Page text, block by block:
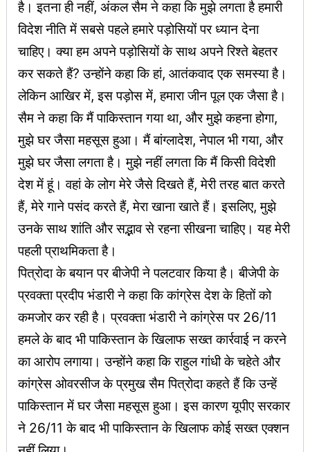
है। इतना ही नहीं, अंकल सैम ने कहा कि मुझे लगता है हमारी
विदेश नीति में सबसे पहले हमारे पड़ोसियों पर ध्यान देना
चाहिए। क्या हम अपने पड़ोसियों के साथ अपने रिश्ते बेहतर
कर सकते हैं? उन्होंने कहा कि हां, आतंकवाद एक समस्या है।
लेकिन आखिर में, इस पड़ोस में, हमारा जीन पूल एक जैसा है।
सैम ने कहा कि मैं पाकिस्तान गया था, और मुझे कहना होगा,
मुझे घर जैसा महसूस हुआ। मैं बांग्लादेश, नेपाल भी गया, और
मुझे घर जैसा लगता है। मुझे नहीं लगता कि मैं किसी विदेशी
देश में हूं। वहां के लोग मेरे जैसे दिखते हैं, मेरी तरह बात करते
हैं, मेरे गाने पसंद करते हैं, मेरा खाना खाते हैं। इसलिए, मुझे
उनके साथ शांति और सद्भाव से रहना सीखना चाहिए। यह मेरी
पहली प्राथमिकता है।
पित्रोदा के बयान पर बीजेपी ने पलटवार किया है। बीजेपी के
प्रवक्ता प्रदीप भंडारी ने कहा कि कांग्रेस देश के हितों को
कमजोर कर रही है। प्रवक्ता भंडारी ने कांग्रेस पर 26/11
हमले के बाद भी पाकिस्तान के खिलाफ सख्त कार्रवाई न करने
का आरोप लगाया। उन्होंने कहा कि राहुल गांधी के चहेते और
कांग्रेस ओवरसीज के प्रमुख सैम पित्रोदा कहते हैं कि उन्हें
पाकिस्तान में घर जैसा महसूस हुआ। इस कारण यूपीए सरकार
ने 26/11 के बाद भी पाकिस्तान के खिलाफ कोई सख्त एक्शन